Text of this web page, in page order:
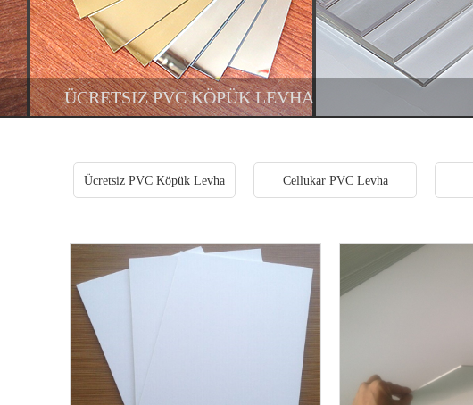
ÜCRETSIZ PVC KÖPÜK LEVHA
Ücretsiz PVC Köpük Levha Cellukar PVC Levha